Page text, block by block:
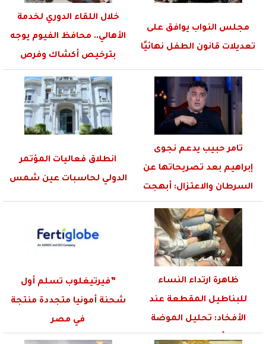
مجلس النواب يوافق على
تعديلات قانون الطفل نهائيًا
خلال اللقاء الدوري لخدمة
الأهالي.. محافظ الفيوم يوجه
بترخيص أكشاك وفرص
عمل...
تامر حبيب يدعم نجوى
إبراهيم بعد تصريحاتها عن
السرطان والاعتزال: أبهجت
طفولتي
انطلاق فعاليات المؤتمر
الدولي لحاسبات عين شمس
ظاهرة ارتداء النساء
للبناطيل المقطعة عند
الأفخاد: تحليل الموضة
وأسباب الإقبال
”فيرتيغلوب تسلم أول
شحنة أمونيا متجددة منتجة
في مصر